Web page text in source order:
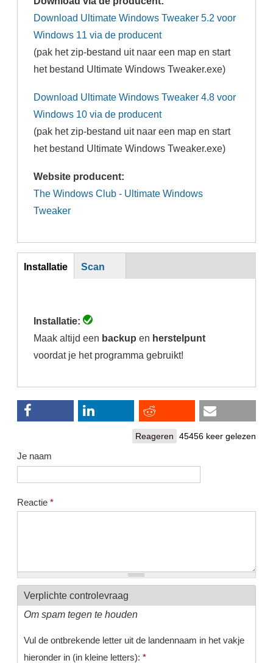
Download Ultimate Windows Tweaker 5.2 voor
Windows 11 via de producent
(pak het zip-bestand uit naar een map en start
het bestand Ultimate Windows Tweaker.exe)
Download Ultimate Windows Tweaker 4.8 voor
Windows 10 via de producent
(pak het zip-bestand uit naar een map en start
het bestand Ultimate Windows Tweaker.exe)
Website producent:
The Windows Club - Ultimate Windows
Tweaker
inst
Installatie
Scan
Installatie:
Maak altijd een backup en herstelpunt
voordat je het programma gebruikt!
Reageren 45456 keer gelezen
Je naam
Reactie *
Verplichte controlevraag
Om spam tegen te houden
Vul de ontbrekende letter uit de landennaam in het vakje
hieronder in (in kleine letters): *